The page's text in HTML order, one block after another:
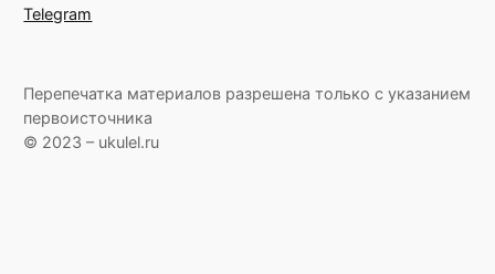
Telegram
Перепечатка материалов разрешена только с указанием
первоисточника
© 2023 – ukulel.ru